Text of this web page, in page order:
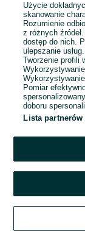
Użycie
skanowanie
Rozumienie
z różnych
dostęp do nich.
ulepszanie
Tworzenie profili
Pomiar
doboru
Lista